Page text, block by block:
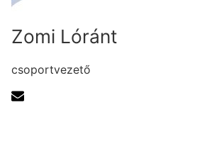
Zomi Lóránt
csoportvezető